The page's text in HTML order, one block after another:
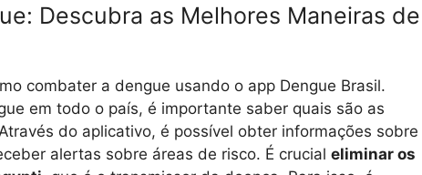
Descubra as Melhores Maneiras de
combater a dengue usando o app Dengue Brasil.
em todo o país, é importante saber quais são as
do aplicativo, é possível obter informações sobre
alertas sobre áreas de risco. É crucial eliminar os